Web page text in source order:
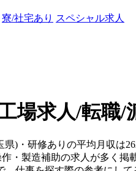
寮/社宅あり スペシャル求人
場求人/転職/
)・研修ありの平均月収は
・製造補助の求人が多く掲